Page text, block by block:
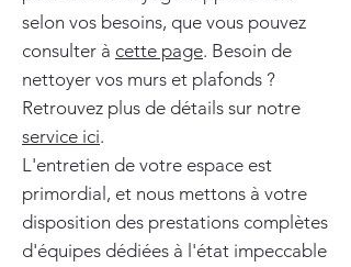
selon vos besoins, que vous pouvez
consulter à cette page. Besoin de
nettoyer vos murs et plafonds ?
Retrouvez plus de détails sur notre
service ici.
L'entretien de votre espace est
primordial, et nous mettons à votre
disposition des prestations complètes
d'équipes dédiées à l'état impeccable